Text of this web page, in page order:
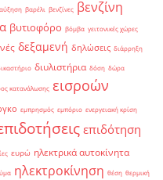
αύξηση βαρέλι βενζίνες βενζίνη
βυτιοφόρο βόμβα γειτονικές χώρες
δεξαμενή δηλώσεις διάρρηξη
διυλιστήρια δόση δώρα
κατανάλωσης εισροών
εμπρησμός εμπόριο ενεργειακή κρίση
επιδότηση
ευρώ ηλεκτρικά αυτοκίνητα
ηλεκτροκίνηση θέση θερμική